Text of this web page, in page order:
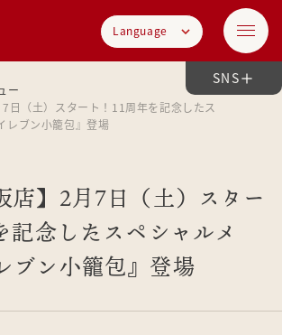
Language
SNS
ー
7日（土）スタート！11周年を記念したス
レブン小籠包』登場
店】2月7日（土）スター
記念したスペシャルメ
ブン小籠包』登場